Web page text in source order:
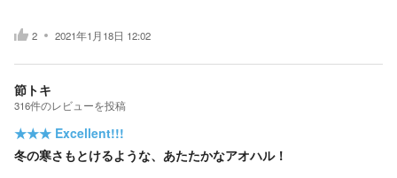
2 2021年1月18日 12:02
節トキ
316件のレビューを投稿
★★★ Excellent!!!
冬の寒さもとけるような、あたたかなアオハル！